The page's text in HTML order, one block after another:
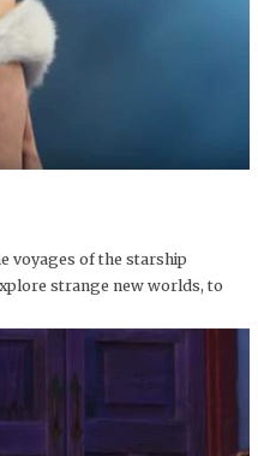
voyages of the starship
strange new worlds, to